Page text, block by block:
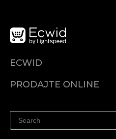
ECWID
PRODAJTE ONLINE